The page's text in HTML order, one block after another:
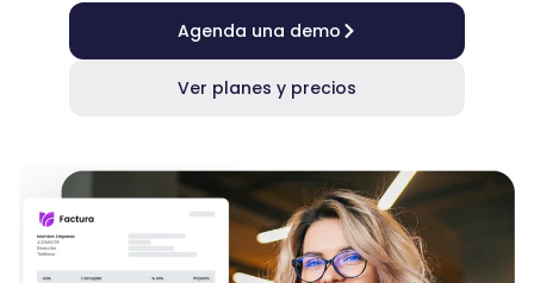
Agenda una demo
Ver planes y precios